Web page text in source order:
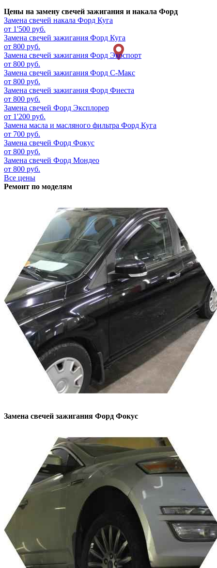
Цены на замену свечей зажигания и накала Форд
Замена свечей накала Форд Куга
от 1'500 руб.
Замена свечей зажигания Форд Куга
от 800 руб.
Замена свечей зажигания Форд Экоспорт
от 800 руб.
Замена свечей зажигания Форд С-Макс
от 800 руб.
Замена свечей зажигания Форд Фиеста
от 800 руб.
Замена свечей Форд Эксплорер
от 1'200 руб.
Замена масла и масляного фильтра Форд Куга
от 700 руб.
Замена свечей Форд Фокус
от 800 руб.
Замена свечей Форд Мондео
от 800 руб.
Все цены
Ремонт по моделям
Замена свечей зажигания Форд Фокус